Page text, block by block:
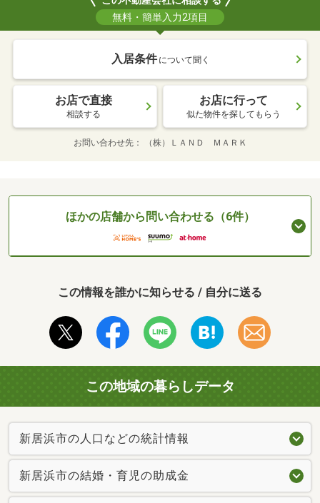
無料・簡単入力2項目
入居条件 について聞く
お店で直接
相談する
お店に行って
似た物件を探してもらう
お問い合わせ先 （株）ＬＡＮＤ ＭＡＲＫ
ほかの店舗から問い合わせる（6件）
この情報を誰かに知らせる / 自分に送る
この地域の暮らしデータ
新居浜市の人口などの統計情報
新居浜市の結婚・育児の助成金